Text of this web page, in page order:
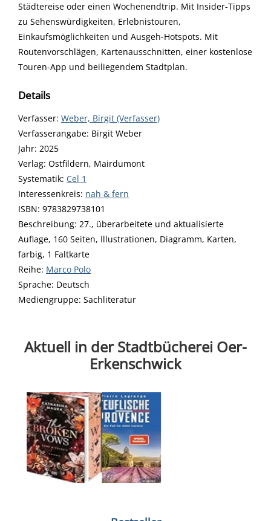
Städtereise oder einen Wochenendtrip. Mit Insider-Tipps
zu Sehenswürdigkeiten, Erlebnistouren,
Einkaufsmöglichkeiten und Ausgeh-Hotspots. Mit
Routenvorschlägen, Kartenausschnitten, einer kostenlose
Touren-App und beiliegendem Stadtplan.
Details
Verfasser: Suche nach diesem Verfasser
Weber, Birgit (Verfasser)
Verfasserangabe: Birgit Weber
Jahr: 2025
Verlag: Ostfildern, Mairdumont
opens in new tab
Diesen Link in neuem Tab öffnen
Systematik: Suche nach dieser Systematik
Cel 1
Interessenkreis: Suche nach diesem Interessenskreis
nah & fern
ISBN: 9783829738101
Beschreibung: 27., überarbeitete und aktualisierte
Auflage, 160 Seiten, Illustrationen, Diagramm, Karten,
farbig, 1 Faltkarte
Reihe: Marco Polo
Suche nach dieser Beteiligten Person
Sprache: Deutsch
Mediengruppe: Sachliteratur
Aktuell in der Stadtbücherei Oer-
Erkenschwick